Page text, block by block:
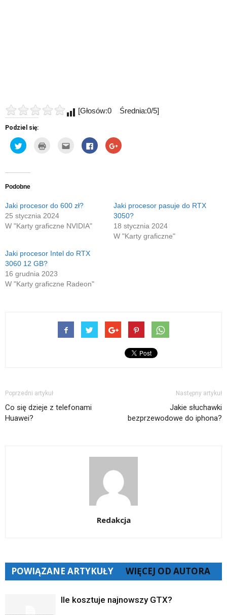
[Głosów:0 Średnia:0/5]
Podziel się:
Udostępnij
na
nowym
Kliknij
wydrukować(Otwiera
Kliknij,
wysłać
w
nowym
Click
to
share
Click
to
Podobne
Jaki procesor do 600 zł?
25 stycznia 2024
W "Karty graficzne NVIDIA"
Jaki procesor pasuje do RTX
3050?
18 stycznia 2024
W "Karty graficzne"
Jaki procesor Intel do RTX
3060 12 GB?
16 grudnia 2023
W "Karty graficzne Radeon"
Poprzedni artykuł
Co się dzieje z telefonami
Huawei?
Następny artykuł
Jakie słuchawki
bezprzewodowe do iphona?
Redakcja
POWIĄZANE ARTYKUŁY WIĘCEJ OD AUTORA
Ile kosztuje najnowszy GTX?